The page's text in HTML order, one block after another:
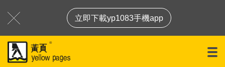
立即下載yp1083手機app